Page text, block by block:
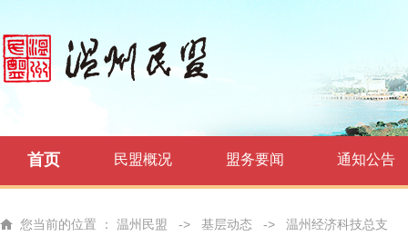
首页 民盟概况 盟务要闻 通知公告
您当前的位置 ： 温州民盟 -> 基层动态 -> 温州经济科技总支